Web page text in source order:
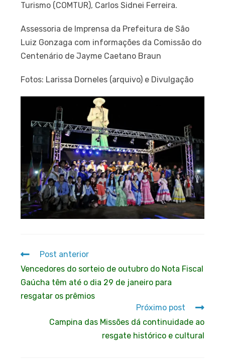
Turismo (COMTUR), Carlos Sidnei Ferreira.
Assessoria de Imprensa da Prefeitura de São
Luiz Gonzaga com informações da Comissão do
Centenário de Jayme Caetano Braun
Fotos: Larissa Dorneles (arquivo) e Divulgação
Post anterior
Vencedores do sorteio de outubro do Nota Fiscal
Gaúcha têm até o dia 29 de janeiro para
resgatar os prêmios
Próximo post
Campina das Missões dá continuidade ao
resgate histórico e cultural